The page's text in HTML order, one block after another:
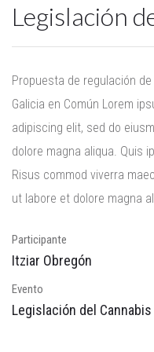
Legislación
Propuesta de regulación
Galicia en Común Lorem
adipiscing elit, sed do
dolore magna aliqua. Quis
Risus commod viverra
ut labore et dolore magna
Participante
Itziar Obregón
Evento
Legislación del Cannabis